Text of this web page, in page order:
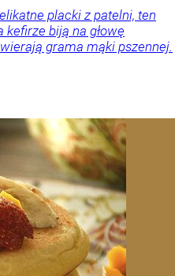
placki z patelni, ten
biją na głowę
grama mąki pszennej.